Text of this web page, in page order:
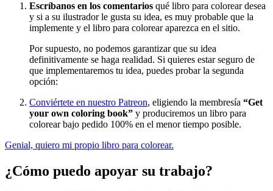
Escríbanos en los comentarios qué libro para colorear desea
y si a su ilustrador le gusta su idea, es muy probable que la
implemente y el libro para colorear aparezca en el sitio.
Por supuesto, no podemos garantizar que su idea
definitivamente se haga realidad. Si quieres estar seguro de
que implementaremos tu idea, puedes probar la segunda
opción:
Conviértete en nuestro Patreon, eligiendo la membresía “Get
your own coloring book” y produciremos un libro para
colorear bajo pedido 100% en el menor tiempo posible.
Genial, quiero mi propio libro para colorear.
¿Cómo puedo apoyar su trabajo?